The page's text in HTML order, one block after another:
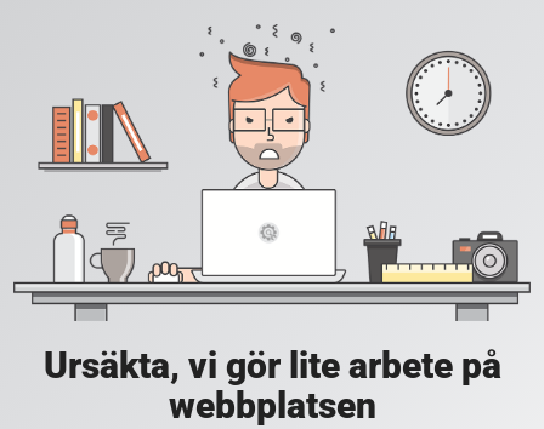
Ursäkta, vi gör lite arbete på
webbplatsen